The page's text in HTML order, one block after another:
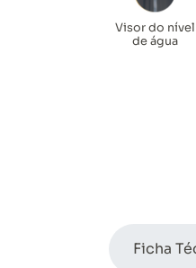
Visor do nível
de água
Ficha